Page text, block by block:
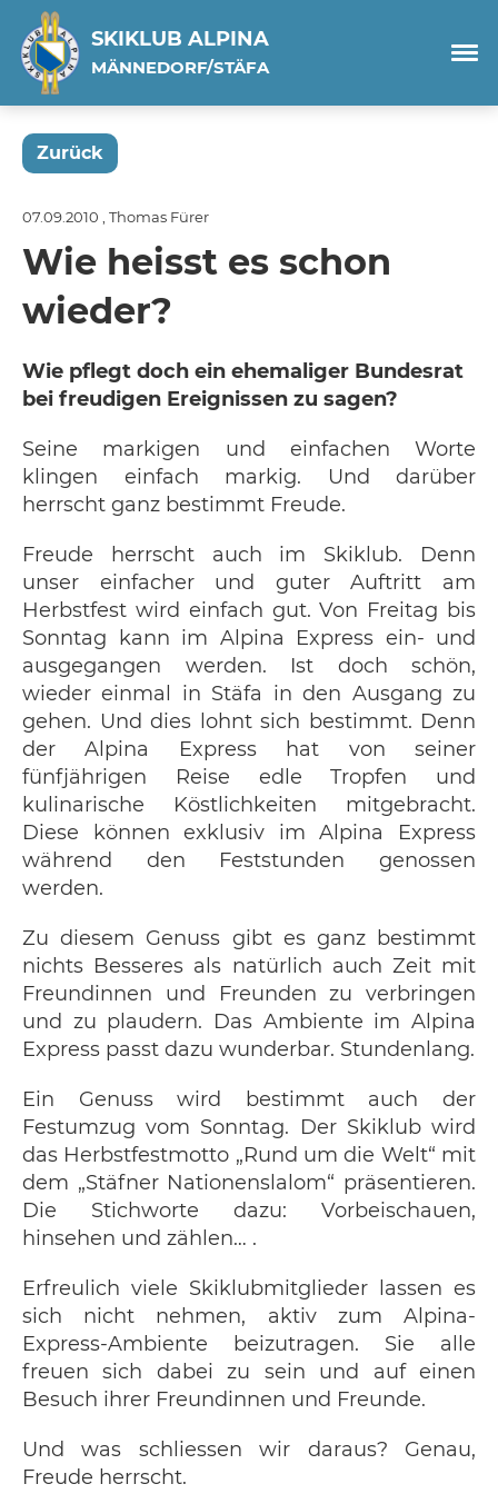
SKIKLUB ALPINA
MÄNNEDORF/STÄFA
Zurück
07.09.2010 , Thomas Fürer
Wie heisst es schon
wieder?
Wie pflegt doch ein ehemaliger Bundesrat
bei freudigen Ereignissen zu sagen?
Seine markigen und einfachen Worte
klingen einfach markig. Und darüber
herrscht ganz bestimmt Freude.
Freude herrscht auch im Skiklub. Denn
unser einfacher und guter Auftritt am
Herbstfest wird einfach gut. Von Freitag bis
Sonntag kann im Alpina Express ein- und
ausgegangen werden. Ist doch schön,
wieder einmal in Stäfa in den Ausgang zu
gehen. Und dies lohnt sich bestimmt. Denn
der Alpina Express hat von seiner
fünfjährigen Reise edle Tropfen und
kulinarische Köstlichkeiten mitgebracht.
Diese können exklusiv im Alpina Express
während den Feststunden genossen
werden.
Zu diesem Genuss gibt es ganz bestimmt
nichts Besseres als natürlich auch Zeit mit
Freundinnen und Freunden zu verbringen
und zu plaudern. Das Ambiente im Alpina
Express passt dazu wunderbar. Stundenlang.
Ein Genuss wird bestimmt auch der
Festumzug vom Sonntag. Der Skiklub wird
das Herbstfestmotto „Rund um die Welt“ mit
dem „Stäfner Nationenslalom“ präsentieren.
Die Stichworte dazu: Vorbeischauen,
hinsehen und zählen… .
Erfreulich viele Skiklubmitglieder lassen es
sich nicht nehmen, aktiv zum Alpina-
Express-Ambiente beizutragen. Sie alle
freuen sich dabei zu sein und auf einen
Besuch ihrer Freundinnen und Freunde.
Und was schliessen wir daraus? Genau,
Freude herrscht.